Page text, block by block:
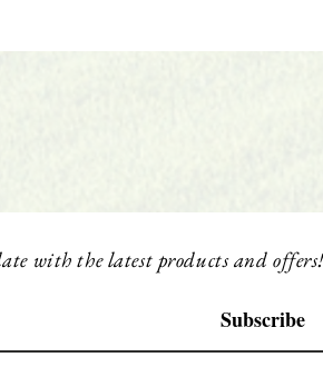
with the latest products and
Subscribe